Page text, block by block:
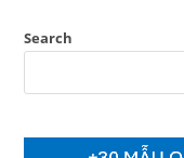
Search